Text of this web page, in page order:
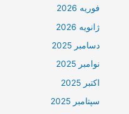
فوریه 2026
ژانویه 2026
دسامبر 2025
نوامبر 2025
اکتبر 2025
سپتامبر 2025